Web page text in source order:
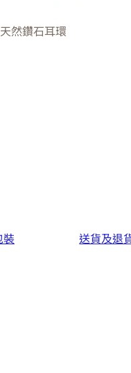
然鑽石耳環
裝 送貨及退